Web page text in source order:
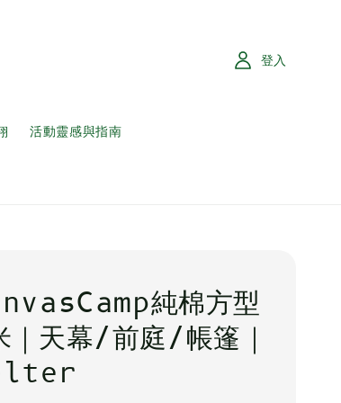
活動靈感與指南
登入
純棉方型
天幕/前庭/帳篷｜